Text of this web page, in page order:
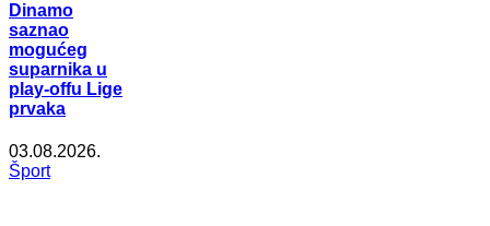
Dinamo
saznao
mogućeg
suparnika u
play-offu Lige
prvaka
03.08.2026.
Šport